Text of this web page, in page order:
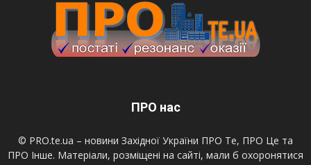
ПРО нас
© PRO.te.ua – новини Західної України ПРО Те, ПРО Це та
ПРО Інше. Матеріали, розміщені на сайті, мали б охоронятися